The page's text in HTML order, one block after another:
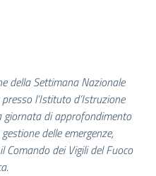
della Settimana Nazionale
l’Istituto d’Istruzione
giornata di approfondimento
delle emergenze,
dei Vigili del Fuoco